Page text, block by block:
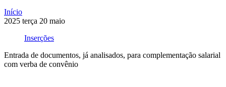
Início
2025 terça 20 maio
Inserções
Entrada de documentos, já analisados, para complementação salarial
com verba de convênio